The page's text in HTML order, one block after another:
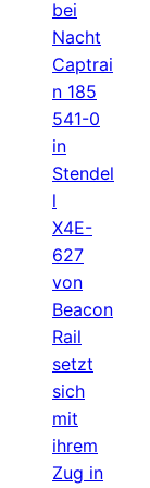
bei
Nacht
Captrai
n 185
541-0
in
Stendel
l
X4E-
627
von
Beacon
Rail
setzt
sich
mit
ihrem
Zug in